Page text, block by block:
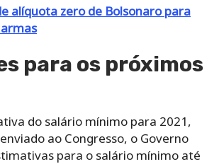
alíquota zero de Bolsonaro para
para os próximos
do salário mínimo para 2021,
ao Congresso, o Governo
para o salário mínimo até